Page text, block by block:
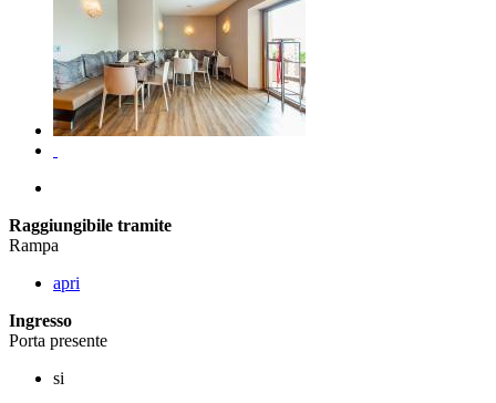
Raggiungibile tramite
Rampa
apri
Ingresso
Porta presente
si